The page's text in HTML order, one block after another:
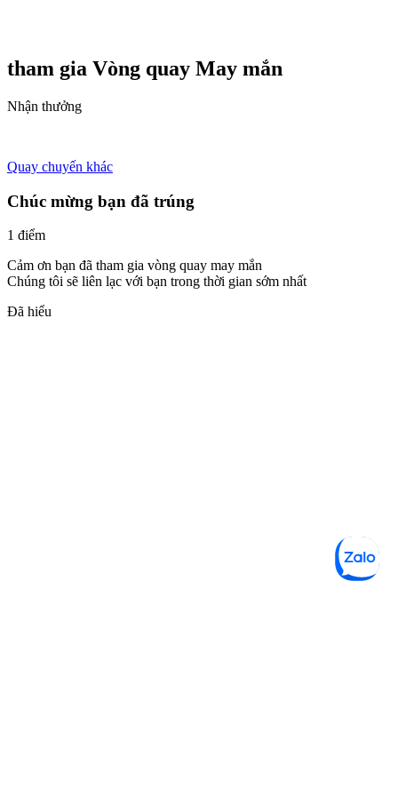
tham gia Vòng quay May mắn
Nhận thưởng
Quay chuyến khác
Chúc mừng bạn đã trúng
1 điểm
Cảm ơn bạn đã tham gia vòng quay may mắn
Chúng tôi sẽ liên lạc với bạn trong thời gian sớm nhất
Đã hiểu